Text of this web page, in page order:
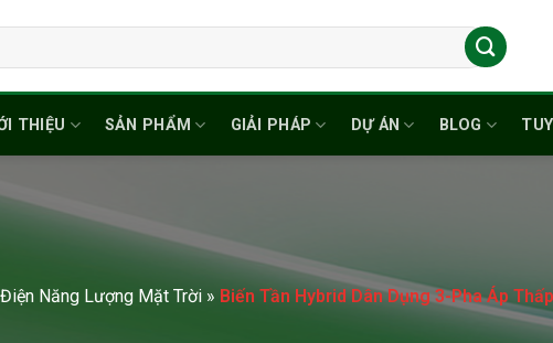
THIỆU SẢN PHẨM GIẢI PHÁP DỰ ÁN BLOG
Năng Lượng Mặt Trời » Biến Tần Hybrid Dân Dụng 3-Pha Áp